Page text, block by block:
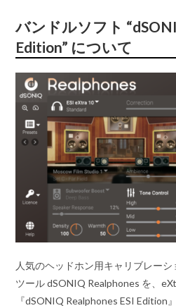
バンドルソフト
Edition” について
人気のヘッドホン用キャリブレーシ
ツール dSONIQ Realphones を、
『dSONIQ Realphones ESI Edition